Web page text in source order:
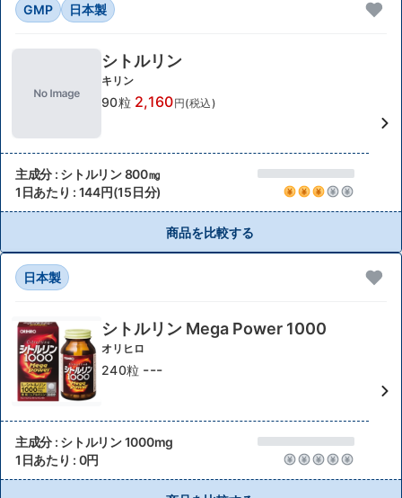
GMP 日本製
シトルリン
キリン
90粒 2,160円(税込)
主成分 : シトルリン 800㎎
1日あたり : 144円(15日分)
商品を比較する
日本製
シトルリン Mega Power 1000
オリヒロ
240粒 ---
主成分 : シトルリン 1000mg
1日あたり : 0円